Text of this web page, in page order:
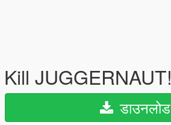
Kill JUGGERNAUT!
डाउनलोड